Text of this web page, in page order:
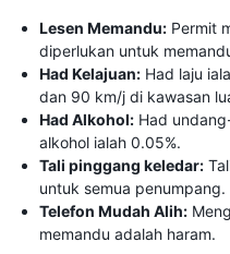
Lesen Memandu: Permit
diperlukan untuk
Had Kelajuan: Had laju
dan 90 km/j di kawasan
Had Alkohol: Had
alkohol ialah 0.05%.
Tali pinggang keledar:
untuk semua penumpang.
Telefon Mudah Alih:
memandu adalah haram.